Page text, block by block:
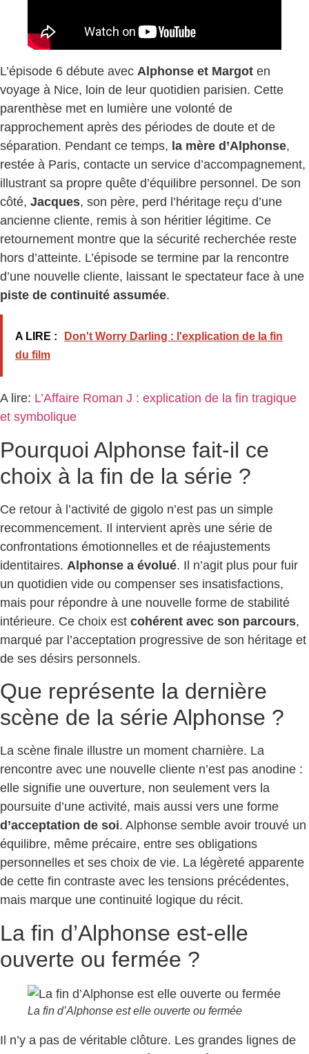
L’épisode 6 débute avec Alphonse et Margot en
voyage à Nice, loin de leur quotidien parisien. Cette
parenthèse met en lumière une volonté de
rapprochement après des périodes de doute et de
séparation. Pendant ce temps, la mère d’Alphonse,
restée à Paris, contacte un service d’accompagnement,
illustrant sa propre quête d’équilibre personnel. De son
côté, Jacques, son père, perd l’héritage reçu d’une
ancienne cliente, remis à son héritier légitime. Ce
retournement montre que la sécurité recherchée reste
hors d’atteinte. L’épisode se termine par la rencontre
d’une nouvelle cliente, laissant le spectateur face à une
piste de continuité assumée.
A LIRE :
Don't Worry Darling : l'explication de la fin
du film
A lire: L’Affaire Roman J : explication de la fin tragique
et symbolique
Pourquoi Alphonse fait-il ce
choix à la fin de la série ?
Ce retour à l’activité de gigolo n’est pas un simple
recommencement. Il intervient après une série de
confrontations émotionnelles et de réajustements
identitaires. Alphonse a évolué. Il n’agit plus pour fuir
un quotidien vide ou compenser ses insatisfactions,
mais pour répondre à une nouvelle forme de stabilité
intérieure. Ce choix est cohérent avec son parcours,
marqué par l’acceptation progressive de son héritage et
de ses désirs personnels.
Que représente la dernière
scène de la série Alphonse ?
La scène finale illustre un moment charnière. La
rencontre avec une nouvelle cliente n’est pas anodine :
elle signifie une ouverture, non seulement vers la
poursuite d’une activité, mais aussi vers une forme
d’acceptation de soi. Alphonse semble avoir trouvé un
équilibre, même précaire, entre ses obligations
personnelles et ses choix de vie. La légèreté apparente
de cette fin contraste avec les tensions précédentes,
mais marque une continuité logique du récit.
La fin d’Alphonse est-elle
ouverte ou fermée ?
La fin d’Alphonse est elle ouverte ou fermée
Il n’y a pas de véritable clôture. Les grandes lignes de